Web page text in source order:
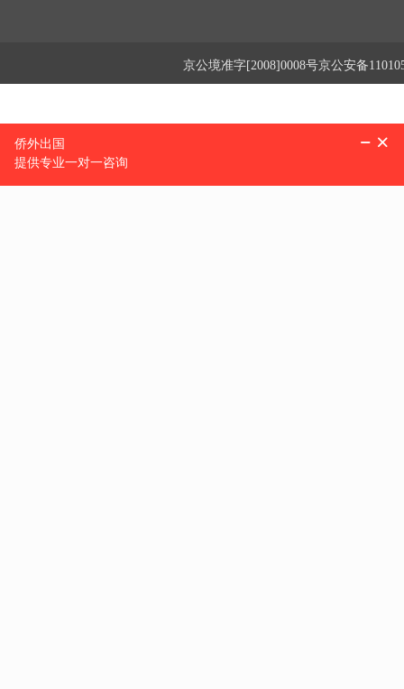
京公境准字[2008]0008号京公安备